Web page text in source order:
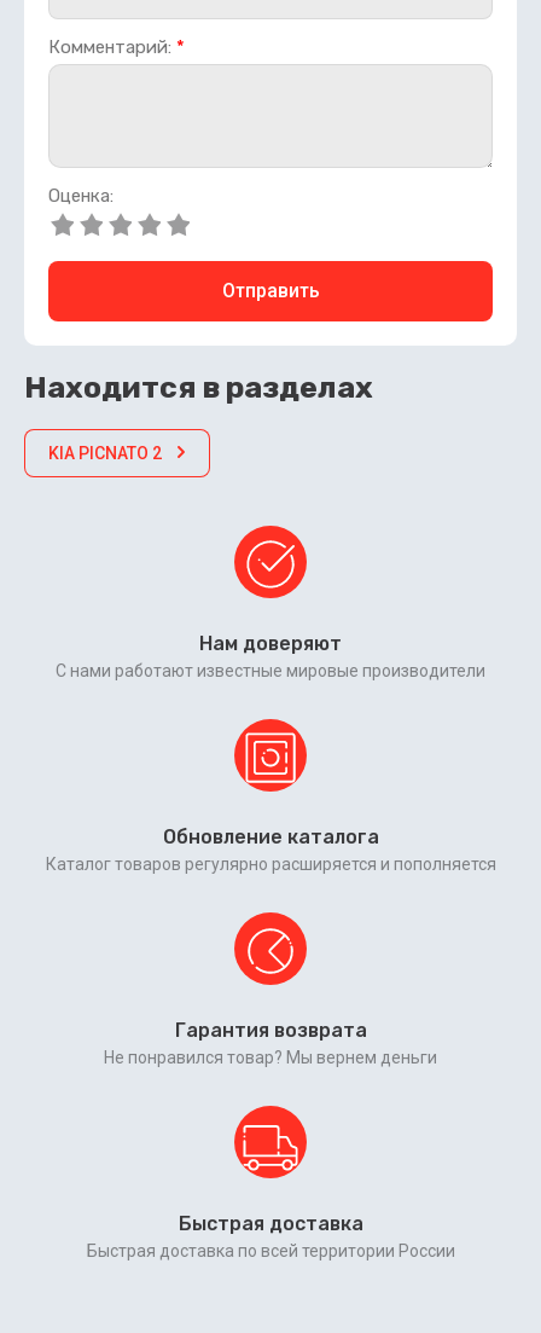
Комментарий: *
Оценка:
Отправить
Находится в разделах
KIA PICNATO 2
Нам доверяют
С нами работают известные мировые производители
Обновление каталога
Каталог товаров регулярно расширяется и пополняется
Гарантия возврата
Не понравился товар? Мы вернем деньги
Быстрая доставка
Быстрая доставка по всей территории России